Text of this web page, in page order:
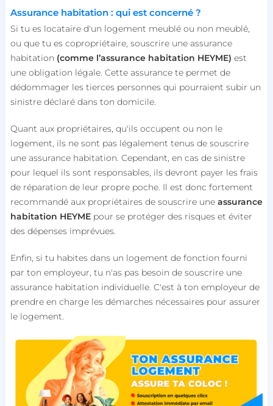
Assurance habitation : qui est concerné ?
Si tu es locataire d'un logement meublé ou non meublé,
ou que tu es copropriétaire, souscrire une assurance
habitation (comme l’assurance habitation HEYME) est
une obligation légale. Cette assurance te permet de
dédommager les tierces personnes qui pourraient subir un
sinistre déclaré dans ton domicile.
Quant aux propriétaires, qu'ils occupent ou non le
logement, ils ne sont pas légalement tenus de souscrire
une assurance habitation. Cependant, en cas de sinistre
pour lequel ils sont responsables, ils devront payer les frais
de réparation de leur propre poche. Il est donc fortement
recommandé aux propriétaires de souscrire une assurance
habitation HEYMEpour se protéger des risques et éviter
des dépenses imprévues.
Enfin, si tu habites dans un logement de fonction fourni
par ton employeur, tu n'as pas besoin de souscrire une
assurance habitation individuelle. C'est à ton employeur de
prendre en charge les démarches nécessaires pour assurer
le logement.